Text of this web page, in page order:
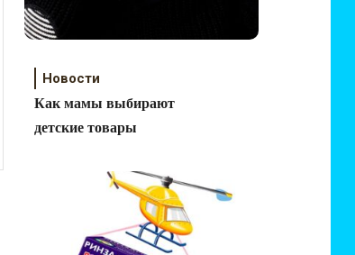
Новости
Как мамы выбирают
детские товары